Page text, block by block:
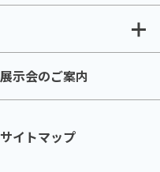
展示会のご案内
サイトマップ